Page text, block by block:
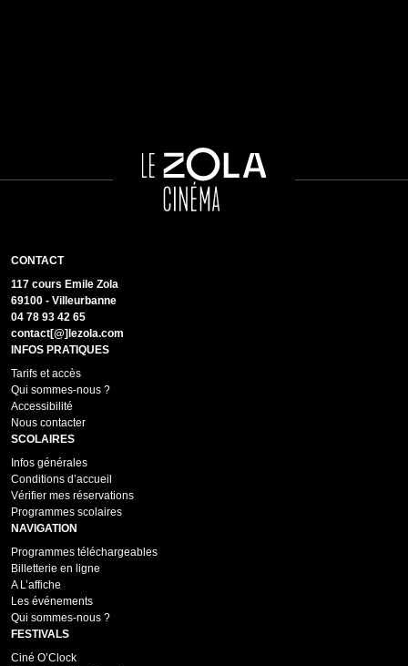
CONTACT
117 cours Emile Zola
69100 - Villeurbanne
04 78 93 42 65
contact[@]lezola.com
INFOS PRATIQUES
Tarifs et accès
Qui sommes-nous ?
Accessibilité
Nous contacter
SCOLAIRES
Infos générales
Conditions d’accueil
Vérifier mes réservations
Programmes scolaires
NAVIGATION
Programmes téléchargeables
Billetterie en ligne
A L’affiche
Les événements
Qui sommes-nous ?
FESTIVALS
Ciné O’Clock